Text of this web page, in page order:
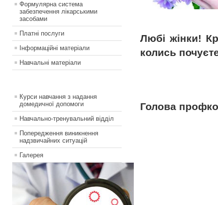
Формулярна система
забезпечення лікарськими
засобами
Платні послуги
Інформаційні матеріали
Навчальні матеріали
Курси навчання з надання
домедичної допомоги
Навчально-тренувальний відділ
Попередження виникнення
надзвичайних ситуацій
Галерея
Любі жінки!
колись
Голова